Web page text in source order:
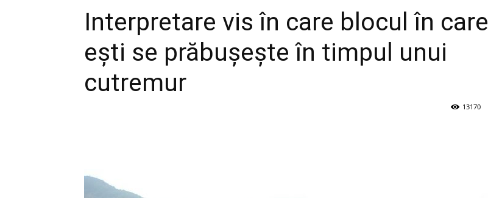
Interpretare vis în care blocul în care
ești se prăbușește în timpul unui
cutremur
13170